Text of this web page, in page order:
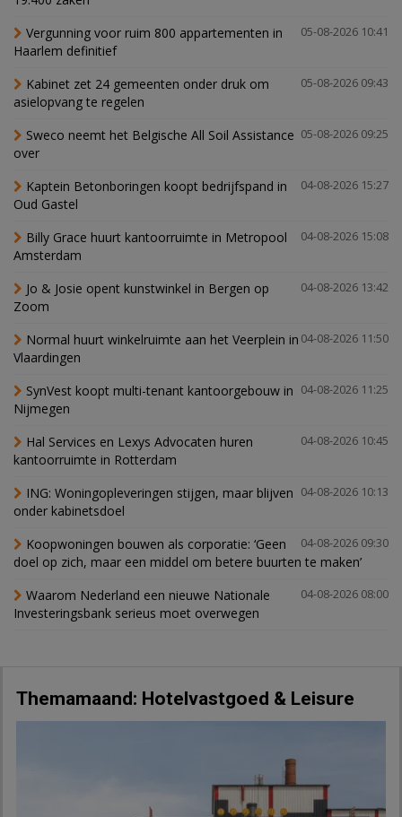
05-08-2026 10:41
Vergunning voor ruim 800 appartementen in
Haarlem definitief
05-08-2026 09:43
Kabinet zet 24 gemeenten onder druk om
asielopvang te regelen
05-08-2026 09:25
Sweco neemt het Belgische All Soil Assistance
over
04-08-2026 15:27
Kaptein Betonboringen koopt bedrijfspand in
Oud Gastel
04-08-2026 15:08
Billy Grace huurt kantoorruimte in Metropool
Amsterdam
04-08-2026 13:42
Jo & Josie opent kunstwinkel in Bergen op
Zoom
04-08-2026 11:50
Normal huurt winkelruimte aan het Veerplein in
Vlaardingen
04-08-2026 11:25
SynVest koopt multi-tenant kantoorgebouw in
Nijmegen
04-08-2026 10:45
Hal Services en Lexys Advocaten huren
kantoorruimte in Rotterdam
04-08-2026 10:13
ING: Woningopleveringen stijgen, maar blijven
onder kabinetsdoel
04-08-2026 09:30
Koopwoningen bouwen als corporatie: ‘Geen
doel op zich, maar een middel om betere buurten te maken’
04-08-2026 08:00
Waarom Nederland een nieuwe Nationale
Investeringsbank serieus moet overwegen
Themamaand: Hotelvastgoed & Leisure